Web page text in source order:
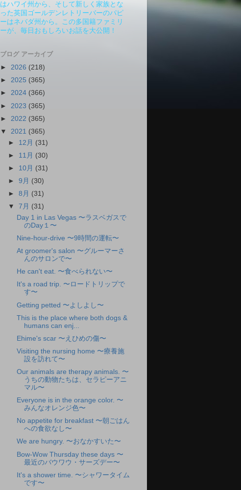
はハワイ州から、そして新しく家族とな
った英国ゴールデンレトリーバーのパピ
ーはネバダ州から。この多国籍ファミリ
ーが、毎日おもしろいお話を大公開！
ブログ アーカイブ
► 2026 (218)
► 2025 (365)
► 2024 (366)
► 2023 (365)
► 2022 (365)
▼ 2021 (365)
► 12月 (31)
► 11月 (30)
► 10月 (31)
►9月 (30)
►8月 (31)
▼7月 (31)
Day 1 in Las Vegas 〜ラスベガスで
のDay１〜
Nine-hour-drive 〜9時間の運転〜
At groomer's salon 〜グルーマーさ
んのサロンで〜
He can't eat. 〜食べられない〜
It's a road trip. 〜ロードトリップで
す〜
Getting petted 〜よしよし〜
This is the place where both dogs &
humans can enj...
Ehime's scar 〜えひめの傷〜
Visiting the nursing home 〜療養施
設を訪れて〜
Our animals are therapy animals. 〜
うちの動物たちは、セラピーアニ
マル〜
Everyone is in the orange color. 〜
みんなオレンジ色〜
No appetite for breakfast 〜朝ごはん
への食欲なし〜
We are hungry. 〜おなかすいた〜
Bow-Wow Thursday these days 〜
最近のバウワウ・サーズデー〜
It's a shower time. 〜シャワータイム
です〜